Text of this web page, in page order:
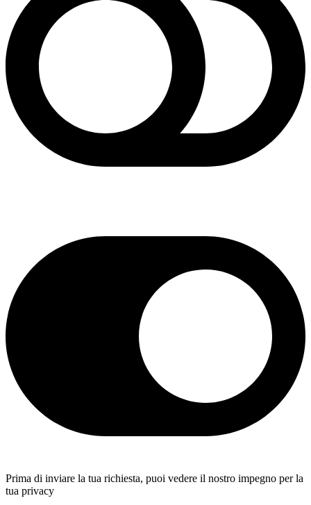
Prima di inviare la tua richiesta, puoi vedere il nostro impegno per la
tua privacy